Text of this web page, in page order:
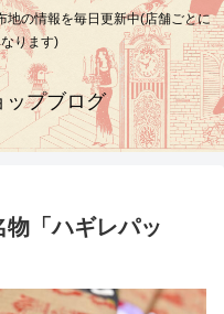
地の情報を毎日更新中(店舗ごとに
ります)
ップブログ
「ハギレパッ